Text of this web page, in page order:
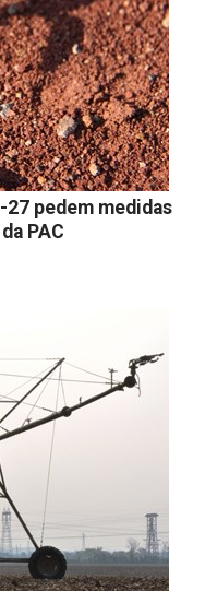
pedem medidas
PAC